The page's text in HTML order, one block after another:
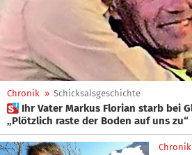
Chronik » Schicksalsgeschichte
 Ihr Vater Markus Florian starb bei Gleitschirmunfall:
„Plötzlich raste der Boden auf uns zu“
Chronik